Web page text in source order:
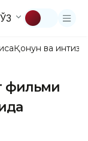
ЎЗ
Қонун ва
фильми